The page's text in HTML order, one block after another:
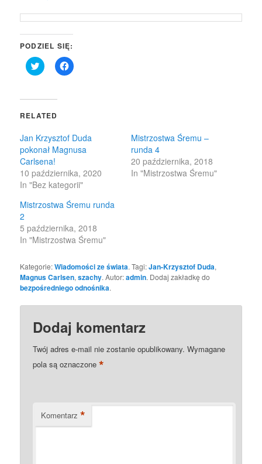
PODZIEL SIĘ:
Click
to
(Opens
new
Click
to
RELATED
Jan Krzysztof Duda
pokonał Magnusa
Carlsena!
10 października, 2020
In "Bez kategorii"
Mistrzostwa Śremu –
runda 4
20 października, 2018
In "Mistrzostwa Śremu"
Mistrzostwa Śremu runda
2
5 października, 2018
In "Mistrzostwa Śremu"
Kategorie:Wiadomości ze świata. Tagi:Jan-Krzysztof Duda,
Magnus Carlsen,szachy. Autor:admin. Dodaj zakładkę do
bezpośredniego odnośnika.
Dodaj komentarz
Twój adres e-mail nie zostanie opublikowany. Wymagane
pola są oznaczone*
Komentarz *